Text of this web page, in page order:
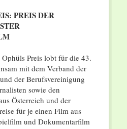
PREIS DER
Preis lobt für die 43.
mit dem Verband der
der Berufsvereinigung
sowie den
Österreich und der
für je einen Film aus
und Dokumentarfilm